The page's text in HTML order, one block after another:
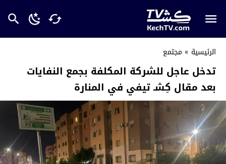
الرئيسية » مجتمع
تدخل عاجل للشركة المكلفة بجمع النفايات
بعد مقال كِشـ تيفي في المنارة